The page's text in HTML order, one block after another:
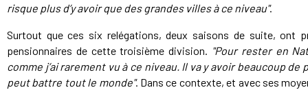
risque plus d’y avoir que des grandes villes à ce niveau".
Surtout que ces six relégations, deux saisons de suite, ont
pensionnaires de cette troisième division. "Pour rester en
comme j’ai rarement vu à ce niveau. Il va y avoir beaucoup
peut battre tout le monde". Dans ce contexte, et avec ses